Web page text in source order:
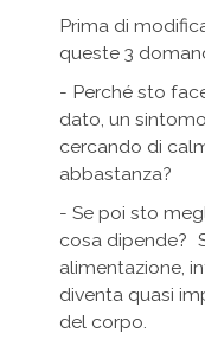
Prima di
queste 3
- Perché sto
dato, un
cercando di
abbastanza?
- Se poi sto
cosa dipende?
alimentazione,
diventa quasi
del corpo.